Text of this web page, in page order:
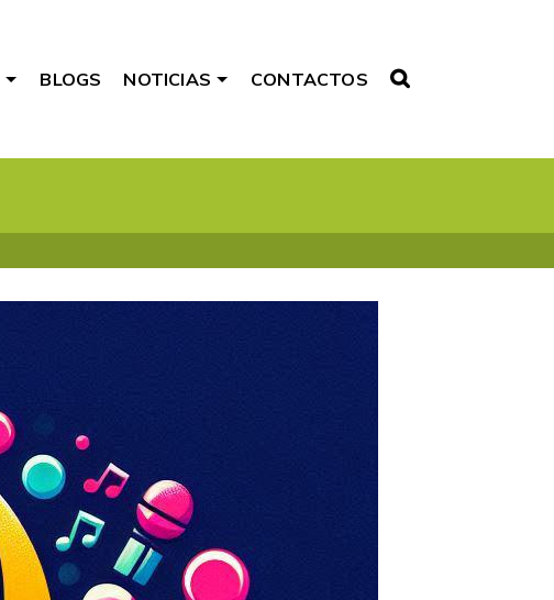
BLOGS NOTICIAS CONTACTOS